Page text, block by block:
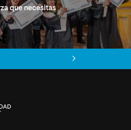
que necesitas